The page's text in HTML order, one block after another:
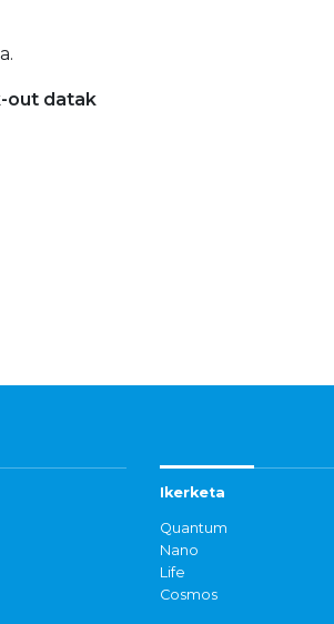
out datak
Ikerketa
Quantum
Nano
Life
Cosmos